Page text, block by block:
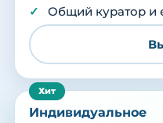
Общий куратор и
Индивидуальное